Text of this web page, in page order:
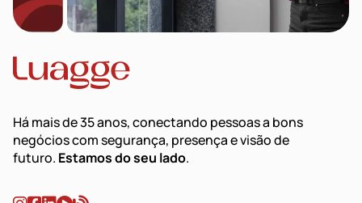
Há mais de 35 anos, conectando pessoas a bons
negócios com segurança, presença e visão de
futuro. Estamos do seu lado.